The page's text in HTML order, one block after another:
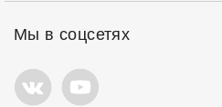
Мы в соцсетях